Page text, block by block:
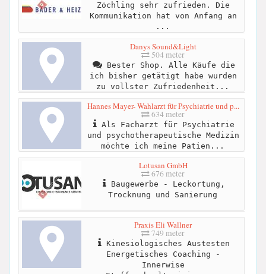
Zöchling sehr zufrieden. Die
Kommunikation hat von Anfang an
...
Danys Sound&Light
504 meter
Bester Shop. Alle Käufe die
ich bisher getätigt habe wurden
zu vollster Zufriedenheit...
Hannes Mayer- Wahlarzt für Psychiatrie und p...
634 meter
Als Facharzt für Psychiatrie
und psychotherapeutische Medizin
möchte ich meine Patien...
Lotusan GmbH
676 meter
Baugewerbe - Leckortung,
Trocknung und Sanierung
Praxis Eli Wallner
749 meter
Kinesiologisches Austesten
Energetisches Coaching -
Innerwise